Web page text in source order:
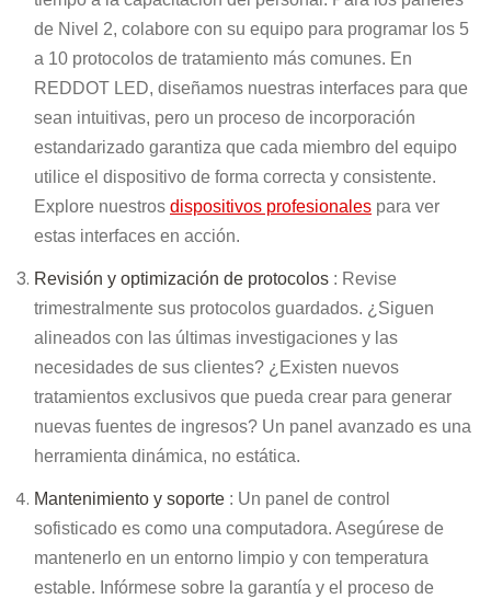
de Nivel 2, colabore con su equipo para programar los 5
a 10 protocolos de tratamiento más comunes. En
REDDOT LED, diseñamos nuestras interfaces para que
sean intuitivas, pero un proceso de incorporación
estandarizado garantiza que cada miembro del equipo
utilice el dispositivo de forma correcta y consistente.
Explore nuestros dispositivos profesionales para ver
estas interfaces en acción.
Revisión y optimización de protocolos : Revise
trimestralmente sus protocolos guardados. ¿Siguen
alineados con las últimas investigaciones y las
necesidades de sus clientes? ¿Existen nuevos
tratamientos exclusivos que pueda crear para generar
nuevas fuentes de ingresos? Un panel avanzado es una
herramienta dinámica, no estática.
Mantenimiento y soporte : Un panel de control
sofisticado es como una computadora. Asegúrese de
mantenerlo en un entorno limpio y con temperatura
estable. Infórmese sobre la garantía y el proceso de